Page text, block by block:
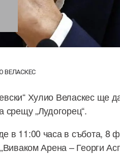
ВЕЛАСКЕС
Хулио Веласкес ще
срещу „Лудогорец“.
в 11:00 часа в събота, 8
Арена – Георги